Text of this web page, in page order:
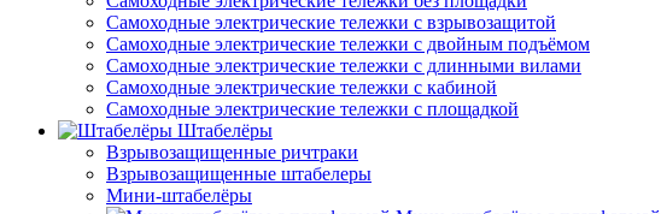
Самоходные электрические тележки с взрывозащитой
Самоходные электрические тележки с двойным подъёмом
Самоходные электрические тележки с длинными вилами
Самоходные электрические тележки с кабиной
Самоходные электрические тележки с площадкой
Штабелёры
Взрывозащищенные ричтраки
Взрывозащищенные штабелеры
Мини-штабелёры